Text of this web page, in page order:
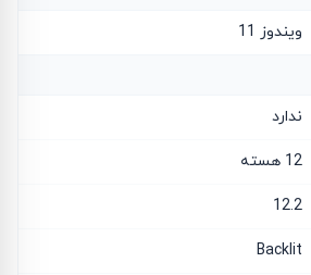
ویندوز 11
ندارد
12 هسته
12.2
Backlit